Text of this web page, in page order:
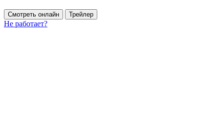
Смотреть онлайн Трейлер
Не работает?